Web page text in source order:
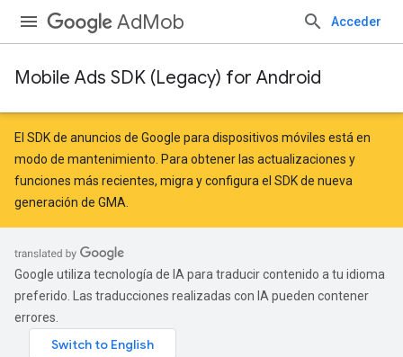
AdMob Acceder
Mobile Ads SDK (Legacy) for Android
El SDK de anuncios de Google para dispositivos móviles está en
modo de mantenimiento. Para obtener las actualizaciones y
funciones más recientes, migra yconfigura el SDK de nueva
generación de GMA
Google utiliza tecnología de IA para traducir contenido a tu idioma
preferido. Las traducciones realizadas con IA pueden contener
errores.